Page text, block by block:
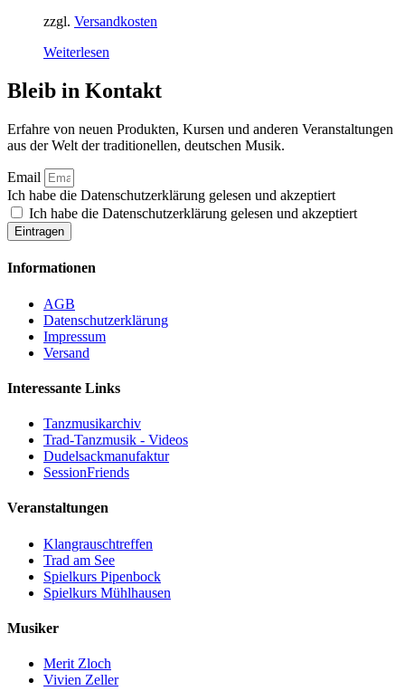
zzgl. Versandkosten
Weiterlesen
Bleib in Kontakt
Erfahre von neuen Produkten, Kursen und anderen Veranstaltungen
aus der Welt der traditionellen, deutschen Musik.
Email
Ich habe die Datenschutzerklärung gelesen und akzeptiert
Ich habe die Datenschutzerklärung gelesen und akzeptiert
Eintragen
Informationen
AGB
Datenschutzerklärung
Impressum
Versand
Interessante Links
Tanzmusikarchiv
Trad-Tanzmusik - Videos
Dudelsackmanufaktur
SessionFriends
Veranstaltungen
Klangrauschtreffen
Trad am See
Spielkurs Pipenbock
Spielkurs Mühlhausen
Musiker
Merit Zloch
Vivien Zeller